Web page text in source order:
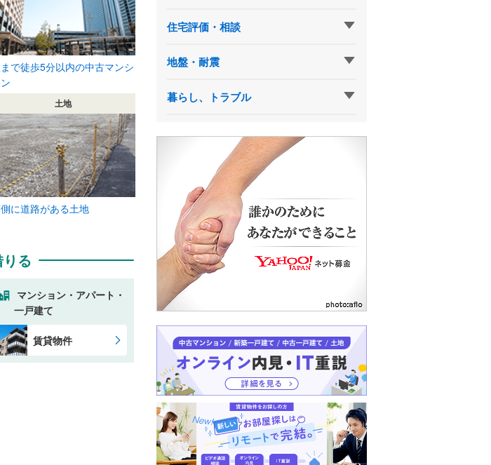
で徒歩5分以内の中古マンシ
土地
に道路がある土地
る
マンション・アパート・
一戸建て
賃貸物件
住宅評価・相談
地盤・耐震
暮らし、トラブル